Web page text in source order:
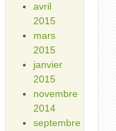
avril
2015
mars
2015
janvier
2015
novembre
2014
septembre